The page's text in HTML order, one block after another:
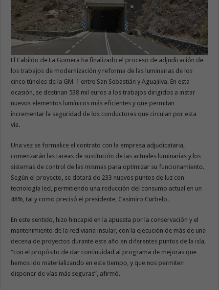
El Cabildo de La Gomera ha finalizado el proceso de adjudicación de
los trabajos de modernización y reforma de las luminarias de los
cinco túneles de la GM-1 entre San Sebastián y Aguajilva. En esta
ocasión, se destinan 538 mil euros a los trabajos dirigidos a instar
nuevos elementos lumínicos más eficientes y que permitan
incrementar la seguridad de los conductores que circulan por esta
vía.
Una vez se formalice el contrato con la empresa adjudicataria,
comenzarán las tareas de sustitución de las actuales luminarias y los
sistemas de control de las mismas para optimizar su funcionamiento.
Según el proyecto, se dotará de 233 nuevos puntos de luz con
tecnología led, permitiendo una reducción del consumo actual en un
48%, tal y como precisó el presidente, Casimiro Curbelo.
En este sentido, hizo hincapié en la apuesta por la conservación y el
mantenimiento de la red viaria insular, con la ejecución de más de una
decena de proyectos durante este año en diferentes puntos de la isla,
“con el propósito de dar continuidad al programa de mejoras que
hemos ido materializando en este tiempo, y que nos permiten
disponer de vías más seguras”, afirmó.